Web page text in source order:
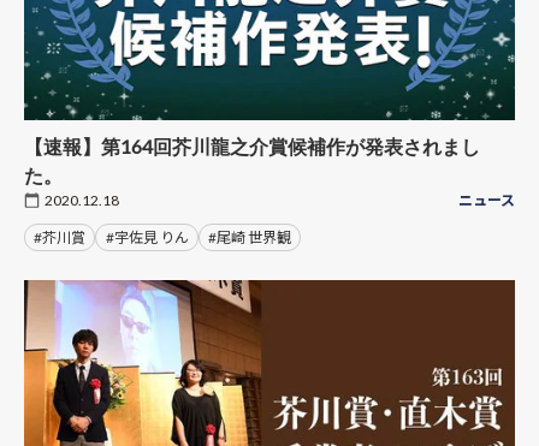
【速報】第164回芥川龍之介賞候補作が発表されまし
た。
2020.12.18 ニュース
#芥川賞 #宇佐見 りん #尾崎 世界観